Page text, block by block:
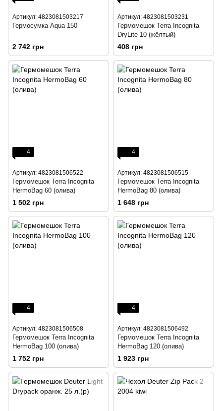
Артикул: 4823081503217
Гермосумка Aqua 150
2 742 грн
Артикул: 4823081503231
Гермомешок Terra Incognita
DryLite 10 (жёлтый)
408 грн
4
Артикул: 4823081506522
Гермомешок Terra Incognita
HermoBag 60 (олива)
1 502 грн
4
Артикул: 4823081506515
Гермомешок Terra Incognita
HermoBag 80 (олива)
1 648 грн
4
Артикул: 4823081506508
Гермомешок Terra Incognita
HermoBag 100 (олива)
1 752 грн
4
Артикул: 4823081506492
Гермомешок Terra Incognita
HermoBag 120 (олива)
1 923 грн